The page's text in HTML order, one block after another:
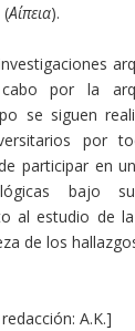
(Αίπεια).
por la
se siguen
por
participar en
bajo
al estudio de
de los
A.K.]